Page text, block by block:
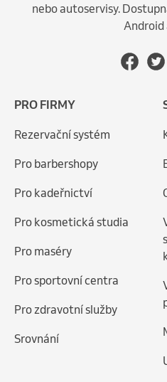
nebo autoservisy.
Android
PRO FIRMY
Rezervační systém
Pro barbershopy
Pro kadeřnictví
Pro kosmetická studia
Pro maséry
Pro sportovní centra
Pro zdravotní služby
Srovnání